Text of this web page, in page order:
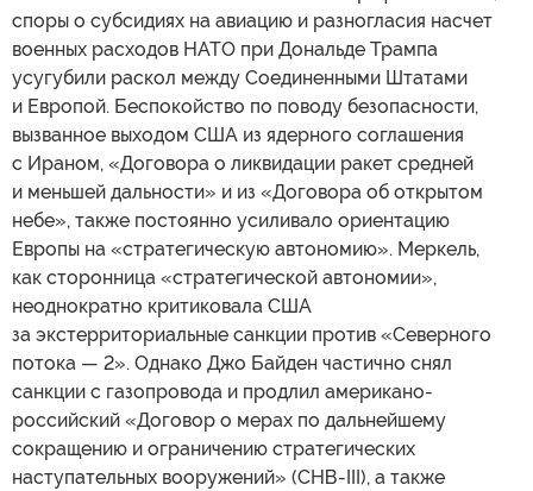
споры о субсидиях на авиацию и разногласия насчет
военных расходов НАТО при Дональде Трампа
усугубили раскол между Соединенными Штатами
и Европой. Беспокойство по поводу безопасности,
вызванное выходом США из ядерного соглашения
с Ираном, «Договора о ликвидации ракет средней
и меньшей дальности» и из «Договора об открытом
небе», также постоянно усиливало ориентацию
Европы на «стратегическую автономию». Меркель,
как сторонница «стратегической автономии»,
неоднократно критиковала США
за экстерриториальные санкции против «Северного
потока — 2». Однако Джо Байден частично снял
санкции с газопровода и продлил американо-
российский «Договор о мерах по дальнейшему
сокращению и ограничению стратегических
наступательных вооружений» (СНВ-III), а также